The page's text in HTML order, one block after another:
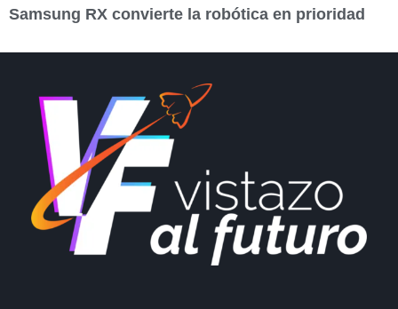
Samsung RX convierte la robótica en prioridad